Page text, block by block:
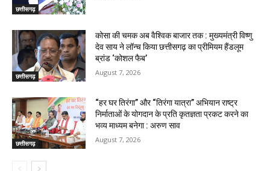
छत्तीसगढ़
छत्तीसगढ़
कोसा की चमक अब वैश्विक बाजार तक : मुख्यमंत्री विष्णु
देव साय ने लॉन्च किया छत्तीसगढ़ का प्रीमियम हैंडलूम
ब्रांड ‘कोशल फैब’
August 7, 2026
छत्तीसगढ़
“हर घर तिरंगा” और “तिरंगा यात्रा” अभियान राष्ट्र
निर्माताओं के योगदान के प्रति कृतज्ञता प्रकट करने का
भव्य माध्यम बनेगा : अरुण साव
August 7, 2026